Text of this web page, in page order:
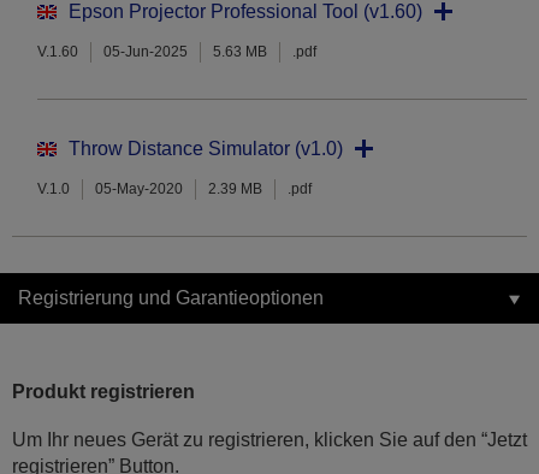
Epson Projector Professional Tool (v1.60)
V.1.60 05-Jun-2025 5.63 MB .pdf
Throw Distance Simulator (v1.0)
V.1.0 05-May-2020 2.39 MB .pdf
Registrierung und Garantieoptionen
Produkt registrieren
Um Ihr neues Gerät zu registrieren, klicken Sie auf den “Jetzt
registrieren” Button.